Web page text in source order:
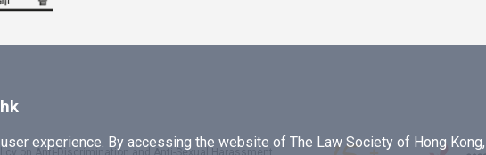
experience. By accessing the website of The Law Society of Hong
on Anti-Discrimination and Anti-Sexual Harassment